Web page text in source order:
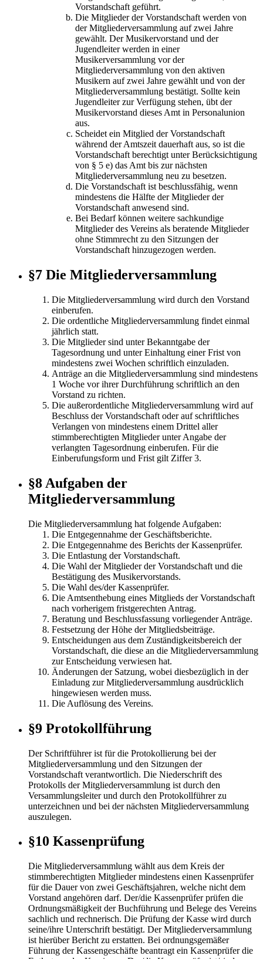
Vorstandschaft geführt.
Die Mitglieder der Vorstandschaft werden von
der Mitgliederversammlung auf zwei Jahre
gewählt. Der Musikervorstand und der
Jugendleiter werden in einer
Musikerversammlung vor der
Mitgliederversammlung von den aktiven
Musikern auf zwei Jahre gewählt und von der
Mitgliederversammlung bestätigt. Sollte kein
Jugendleiter zur Verfügung stehen, übt der
Musikervorstand dieses Amt in Personalunion
aus.
Scheidet ein Mitglied der Vorstandschaft
während der Amtszeit dauerhaft aus, so ist die
Vorstandschaft berechtigt unter Berücksichtigung
von § 5 e) das Amt bis zur nächsten
Mitgliederversammlung neu zu besetzen.
Die Vorstandschaft ist beschlussfähig, wenn
mindestens die Hälfte der Mitglieder der
Vorstandschaft anwesend sind.
Bei Bedarf können weitere sachkundige
Mitglieder des Vereins als beratende Mitglieder
ohne Stimmrecht zu den Sitzungen der
Vorstandschaft hinzugezogen werden.
§7 Die Mitgliederversammlung
Die Mitgliederversammlung wird durch den Vorstand
einberufen.
Die ordentliche Mitgliederversammlung findet einmal
jährlich statt.
Die Mitglieder sind unter Bekanntgabe der
Tagesordnung und unter Einhaltung einer Frist von
mindestens zwei Wochen schriftlich einzuladen.
Anträge an die Mitgliederversammlung sind mindestens
1 Woche vor ihrer Durchführung schriftlich an den
Vorstand zu richten.
Die außerordentliche Mitgliederversammlung wird auf
Beschluss der Vorstandschaft oder auf schriftliches
Verlangen von mindestens einem Drittel aller
stimmberechtigten Mitglieder unter Angabe der
verlangten Tagesordnung einberufen. Für die
Einberufungsform und Frist gilt Ziffer 3.
§8 Aufgaben der
Mitgliederversammlung
Die Mitgliederversammlung hat folgende Aufgaben:
Die Entgegennahme der Geschäftsberichte.
Die Entgegennahme des Berichts der Kassenprüfer.
Die Entlastung der Vorstandschaft.
Die Wahl der Mitglieder der Vorstandschaft und die
Bestätigung des Musikervorstands.
Die Wahl des/der Kassenprüfer.
Die Amtsenthebung eines Mitglieds der Vorstandschaft
nach vorherigem fristgerechten Antrag.
Beratung und Beschlussfassung vorliegender Anträge.
Festsetzung der Höhe der Mitgliedsbeiträge.
Entscheidungen aus dem Zuständigkeitsbereich der
Vorstandschaft, die diese an die Mitgliederversammlung
zur Entscheidung verwiesen hat.
Änderungen der Satzung, wobei diesbezüglich in der
Einladung zur Mitgliederversammlung ausdrücklich
hingewiesen werden muss.
Die Auflösung des Vereins.
§9 Protokollführung
Der Schriftführer ist für die Protokollierung bei der
Mitgliederversammlung und den Sitzungen der
Vorstandschaft verantwortlich. Die Niederschrift des
Protokolls der Mitgliederversammlung ist durch den
Versammlungsleiter und durch den Protokollführer zu
unterzeichnen und bei der nächsten Mitgliederversammlung
auszulegen.
§10 Kassenprüfung
Die Mitgliederversammlung wählt aus dem Kreis der
stimmberechtigten Mitglieder mindestens einen Kassenprüfer
für die Dauer von zwei Geschäftsjahren, welche nicht dem
Vorstand angehören darf. Der/die Kassenprüfer prüfen die
Ordnungsmäßigkeit der Buchführung und Belege des Vereins
sachlich und rechnerisch. Die Prüfung der Kasse wird durch
seine/ihre Unterschrift bestätigt. Der Mitgliederversammlung
ist hierüber Bericht zu erstatten. Bei ordnungsgemäßer
Führung der Kassengeschäfte beantragt ein Kassenprüfer die